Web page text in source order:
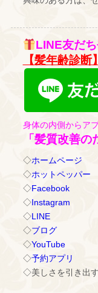
LINE友だ
【髪年齢診断
身体の内側からア
「髪質改善の
◇ホームページ
◇ホットペッパー
◇Facebook
◇Instagram
◇LINE
◇ブログ
◇YouTube
◇予約アプリ
◇美しさを引き出